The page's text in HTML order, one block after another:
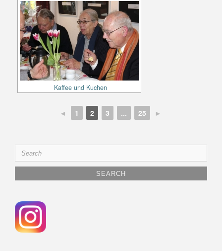
Kaffee und Kuchen
◄ 1 2 3 ... 25 ►
Search
for: